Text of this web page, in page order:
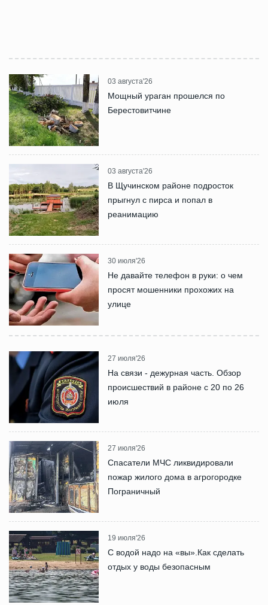
03 августа'26
Мощный ураган прошелся по
Берестовитчине
03 августа'26
В Щучинском районе подросток
прыгнул с пирса и попал в
реанимацию
30 июля'26
Не давайте телефон в руки: о чем
просят мошенники прохожих на
улице
27 июля'26
На связи - дежурная часть. Обзор
происшествий в районе с 20 по 26
июля
27 июля'26
Спасатели МЧС ликвидировали
пожар жилого дома в агрогородке
Пограничный
19 июля'26
С водой надо на «вы».Как сделать
отдых у воды безопасным